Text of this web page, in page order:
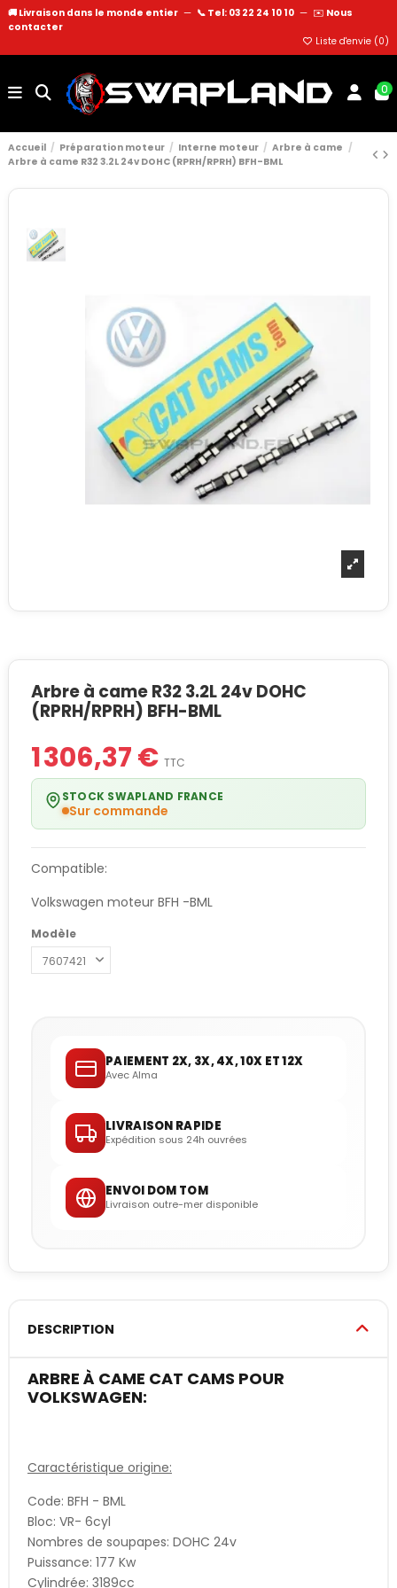
🚚 Livraison dans le monde entier — 📞 Tel: 03 22 24 10 10 — ✉️ Nous
contacter
Liste d'envie (0)
0
Accueil Préparation moteur Interne moteur
Arbre à came
Arbre à came R32 3.2L 24v DOHC (RPRH/RPRH) BFH-BML
Arbre à came R32 3.2L 24v DOHC
(RPRH/RPRH) BFH-BML
1 306,37 € TTC
STOCK SWAPLAND FRANCE
Sur commande
Compatible:
Volkswagen moteur BFH -BML
Modèle
PAIEMENT 2X, 3X, 4X, 10X ET 12X
Avec Alma
LIVRAISON RAPIDE
Expédition sous 24h ouvrées
ENVOI DOM TOM
Livraison outre-mer disponible
DESCRIPTION
ARBRE À CAME CAT CAMS POUR
VOLKSWAGEN:
Caractéristique origine:
Code: BFH - BML
Bloc: VR- 6cyl
Nombres de soupapes: DOHC 24v
Puissance: 177 Kw
Cylindrée: 3189cc